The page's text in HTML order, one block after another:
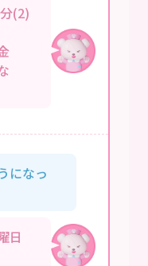
(2)
になっ
日